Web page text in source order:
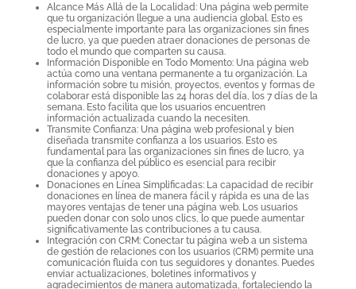
Alcance Más Allá de la Localidad: Una página web permite
que tu organización llegue a una audiencia global. Esto es
especialmente importante para las organizaciones sin fines
de lucro, ya que pueden atraer donaciones de personas de
todo el mundo que comparten su causa.
Información Disponible en Todo Momento: Una página web
actúa como una ventana permanente a tu organización. La
información sobre tu misión, proyectos, eventos y formas de
colaborar está disponible las 24 horas del día, los 7 días de la
semana. Esto facilita que los usuarios encuentren
información actualizada cuando la necesiten.
Transmite Confianza: Una página web profesional y bien
diseñada transmite confianza a los usuarios. Esto es
fundamental para las organizaciones sin fines de lucro, ya
que la confianza del público es esencial para recibir
donaciones y apoyo.
Donaciones en Línea Simplificadas: La capacidad de recibir
donaciones en línea de manera fácil y rápida es una de las
mayores ventajas de tener una página web. Los usuarios
pueden donar con solo unos clics, lo que puede aumentar
significativamente las contribuciones a tu causa.
Integración con CRM: Conectar tu página web a un sistema
de gestión de relaciones con los usuarios (CRM) permite una
comunicación fluida con tus seguidores y donantes. Puedes
enviar actualizaciones, boletines informativos y
agradecimientos de manera automatizada, fortaleciendo la